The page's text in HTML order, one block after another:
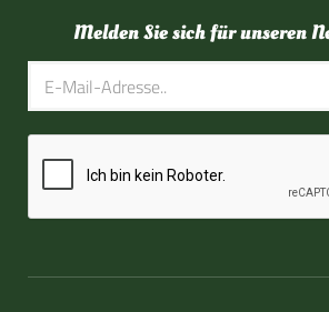
Melden Sie sich für unseren